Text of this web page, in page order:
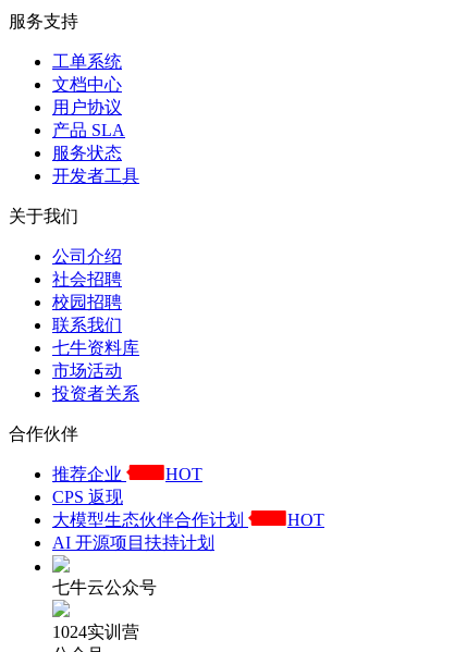
服务支持
工单系统
文档中心
用户协议
产品 SLA
服务状态
开发者工具
关于我们
公司介绍
社会招聘
校园招聘
联系我们
七牛资料库
市场活动
投资者关系
合作伙伴
推荐企业
HOT
CPS 返现
大模型生态伙伴合作计划
HOT
AI 开源项目扶持计划
七牛云公众号
1024实训营